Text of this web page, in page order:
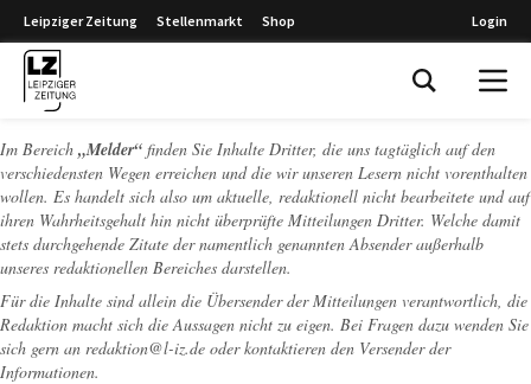
Leipziger Zeitung Stellenmarkt Shop Login
Im Bereich „Melder“ finden Sie Inhalte Dritter, die uns tagtäglich auf den
verschiedensten Wegen erreichen und die wir unseren Lesern nicht vorenthalten
wollen. Es handelt sich also um aktuelle, redaktionell nicht bearbeitete und auf
ihren Wahrheitsgehalt hin nicht überprüfte Mitteilungen Dritter. Welche damit
stets durchgehende Zitate der namentlich genannten Absender außerhalb
unseres redaktionellen Bereiches darstellen.
Für die Inhalte sind allein die Übersender der Mitteilungen verantwortlich, die
Redaktion macht sich die Aussagen nicht zu eigen. Bei Fragen dazu wenden Sie
sich gern an redaktion@l-iz.de oder kontaktieren den Versender der
Informationen.